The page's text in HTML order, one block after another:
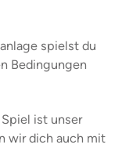
spielst du
Bedingungen
ist unser
wir dich auch mit